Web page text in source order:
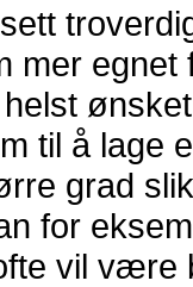
mer egnet
til å lage
grad
for
vil være